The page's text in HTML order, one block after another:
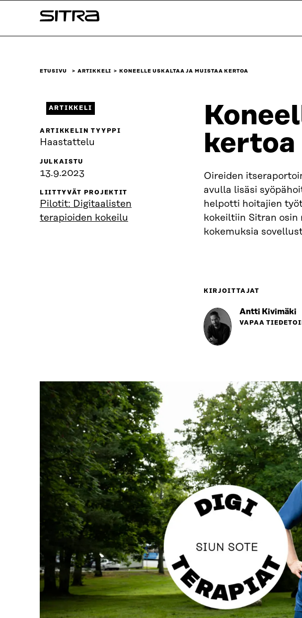
sisältöön
Sitra
ETUSIVU ARTIKKELI KONEELLE USKALTAA JA MUISTAA KERTOA
kertoa
Oireiden
avulla lisäsi
helpotti hoitajien
kokeiltiin Sitran osin
kokemuksia
ARTIKKELI
ARTIKKELIN TYYPPI
Haastattelu
JULKAISTU
13.9.2023
LIITTYVÄT PROJEKTIT
Pilotit: Digitaalisten
terapioiden kokeilu
KIRJOITTAJAT
Antti Kivimäki
VAPAA